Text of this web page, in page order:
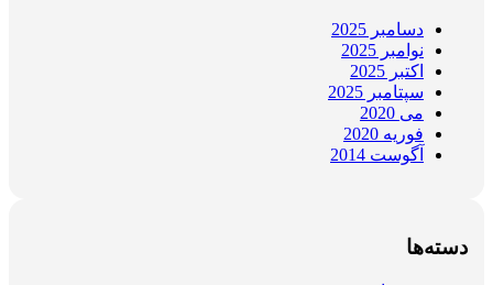
دسامبر 2025
نوامبر 2025
اکتبر 2025
سپتامبر 2025
می 2020
فوریه 2020
آگوست 2014
دسته‌ها